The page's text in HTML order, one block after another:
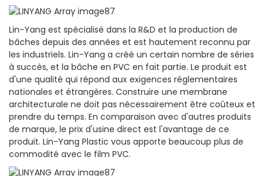
Lin-Yang est spécialisé dans la R&D et la production de
bâches depuis des années et est hautement reconnu par
les industriels. Lin-Yang a créé un certain nombre de séries
à succès, et la bâche en PVC en fait partie. Le produit est
d'une qualité qui répond aux exigences réglementaires
nationales et étrangères. Construire une membrane
architecturale ne doit pas nécessairement être coûteux et
prendre du temps. En comparaison avec d'autres produits
de marque, le prix d'usine direct est l'avantage de ce
produit. Lin-Yang Plastic vous apporte beaucoup plus de
commodité avec le film PVC.